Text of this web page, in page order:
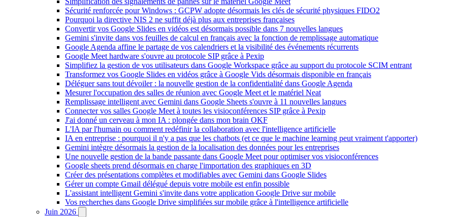
Sécurité renforcée pour Windows : GCPW adopte désormais les clés de sécurité physiques FIDO2
Pourquoi la directive NIS 2 ne suffit déjà plus aux entreprises françaises
Convertir vos Google Slides en vidéos est désormais possible dans 7 nouvelles langues
Gemini s'invite dans vos feuilles de calcul en français avec la fonction de remplissage automatique
Google Agenda affine le partage de vos calendriers et la visibilité des événements récurrents
Google Meet hardware s'ouvre au protocole SIP grâce à Pexip
Simplifiez la gestion de vos utilisateurs dans Google Workspace grâce au support du protocole SCIM entrant
Transformez vos Google Slides en vidéos grâce à Google Vids désormais disponible en français
Déléguer sans tout dévoiler : la nouvelle gestion de la confidentialité dans Google Agenda
Mesurer l'occupation des salles de réunion avec Google Meet et le matériel Neat
Remplissage intelligent avec Gemini dans Google Sheets s'ouvre à 11 nouvelles langues
Connecter vos salles Google Meet à toutes les visioconférences SIP grâce à Pexip
J'ai donné un cerveau à mon IA : plongée dans mon brain OKF
L'IA par l'humain ou comment redéfinir la collaboration avec l'intelligence artificielle
IA en entreprise : pourquoi il n'y a pas que les chatbots (et ce que le machine learning peut vraiment t'apporter)
Gemini intègre désormais la gestion de la localisation des données pour les entreprises
Une nouvelle gestion de la bande passante dans Google Meet pour optimiser vos visioconférences
Google sheets prend désormais en charge l'importation des graphiques en 3D
Créer des présentations complètes et modifiables avec Gemini dans Google Slides
Gérer un compte Gmail délégué depuis votre mobile est enfin possible
L'assistant intelligent Gemini s'invite dans votre application Google Drive sur mobile
Vos recherches dans Google Drive simplifiées sur mobile grâce à l'intelligence artificielle
Juin 2026